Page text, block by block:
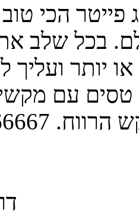
כדוג פייטר
בכל שלב
יותר ועליך
עם מקשי
הרווח.